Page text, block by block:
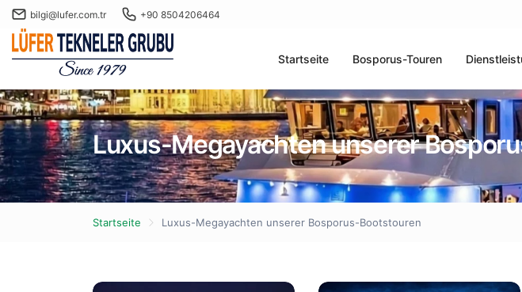
bilgi@lufer.com.tr +90 8504206464
Startseite Bosporus-Touren
Luxus-Megayachten unserer
Startseite Luxus-Megayachten unserer Bosporus-Bootstouren